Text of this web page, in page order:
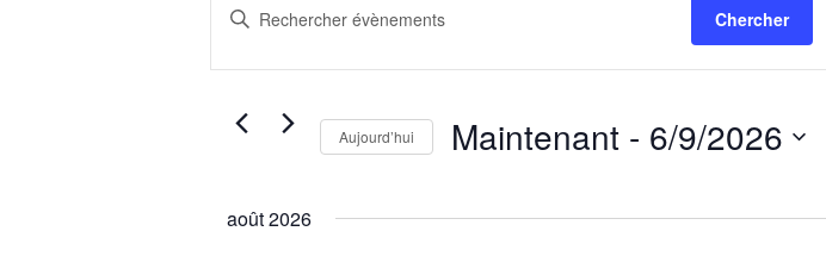
et
de
vues
Évènements
Saisir
mot-
Évènements
Chercher
Aujourd’hui Maintenant - 6/9/2026
date.
août 2026